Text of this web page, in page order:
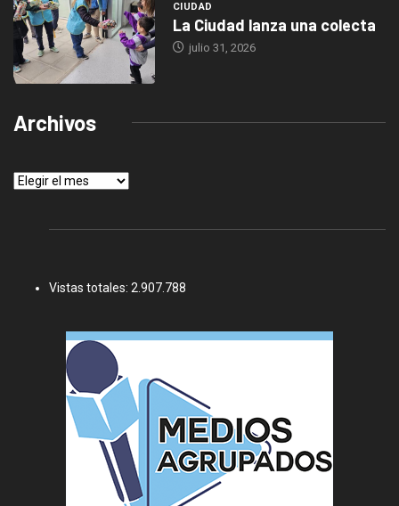
CIUDAD
La Ciudad lanza una colecta
julio 31, 2026
Archivos
Archivos
Vistas totales: 2.907.788